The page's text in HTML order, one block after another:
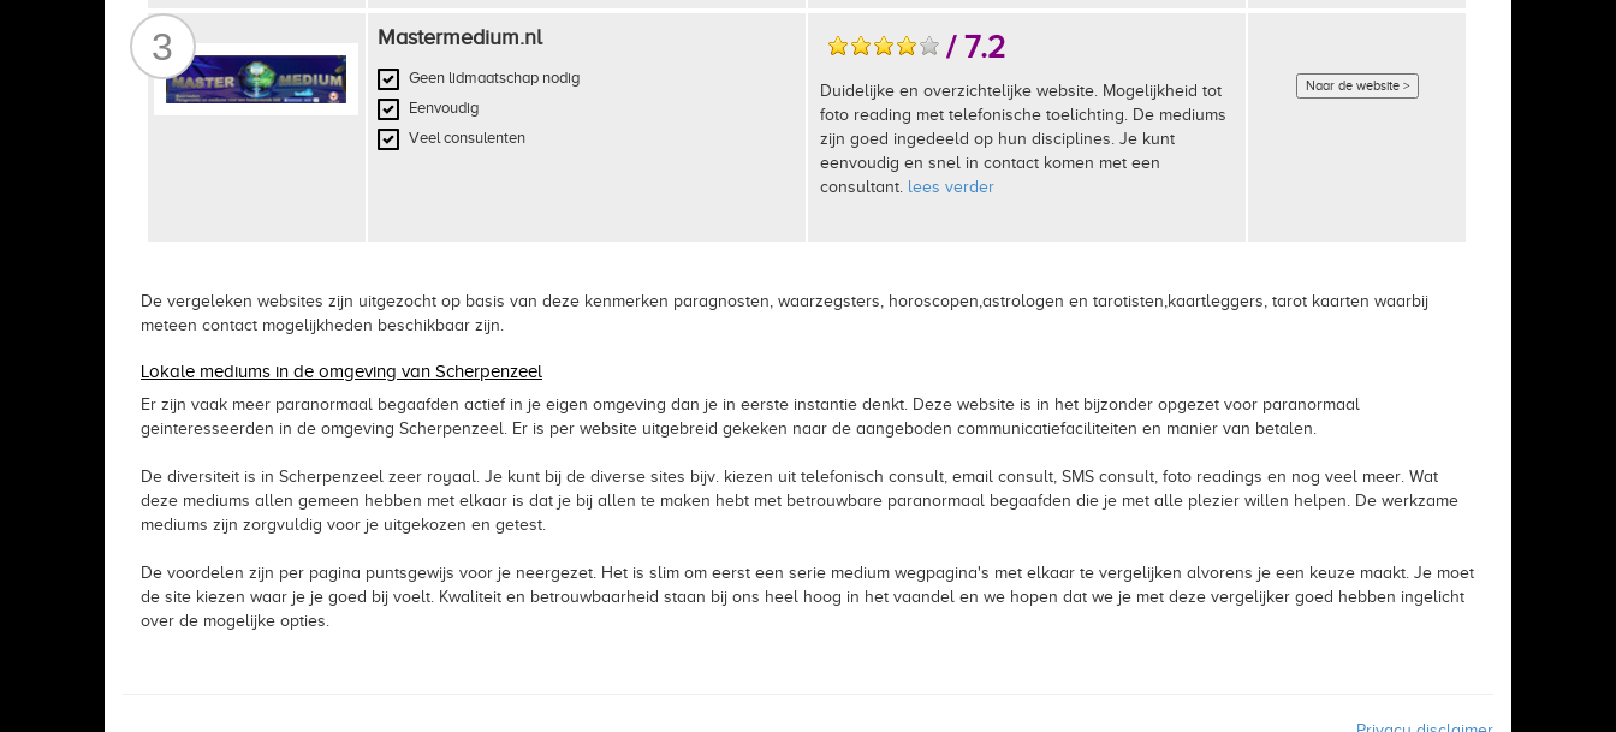
3 Mastermedium.nl
Geen lidmaatschap nodig
Eenvoudig
Veel consulenten
/ 7.2
Duidelijke en overzichtelijke website. Mogelijkheid tot
foto reading met telefonische toelichting. De mediums
zijn goed ingedeeld op hun disciplines. Je kunt
eenvoudig en snel in contact komen met een
consultant. lees verder
Naar de website >
De vergeleken websites zijn uitgezocht op basis van deze kenmerken paragnosten, waarzegsters, horoscopen,astrologen en tarotisten,kaartleggers, tarot kaarten waarbij
meteen contact mogelijkheden beschikbaar zijn.
Lokale mediums in de omgeving van Scherpenzeel
Er zijn vaak meer paranormaal begaafden actief in je eigen omgeving dan je in eerste instantie denkt. Deze website is in het bijzonder opgezet voor paranormaal
geinteresseerden in de omgeving Scherpenzeel. Er is per website uitgebreid gekeken naar de aangeboden communicatiefaciliteiten en manier van betalen.
De diversiteit is in Scherpenzeel zeer royaal. Je kunt bij de diverse sites bijv. kiezen uit telefonisch consult, email consult, SMS consult, foto readings en nog veel meer. Wat
deze mediums allen gemeen hebben met elkaar is dat je bij allen te maken hebt met betrouwbare paranormaal begaafden die je met alle plezier willen helpen. De werkzame
mediums zijn zorgvuldig voor je uitgekozen en getest.
De voordelen zijn per pagina puntsgewijs voor je neergezet. Het is slim om eerst een serie medium wegpagina's met elkaar te vergelijken alvorens je een keuze maakt. Je moet
de site kiezen waar je je goed bij voelt. Kwaliteit en betrouwbaarheid staan bij ons heel hoog in het vaandel en we hopen dat we je met deze vergelijker goed hebben ingelicht
over de mogelijke opties.